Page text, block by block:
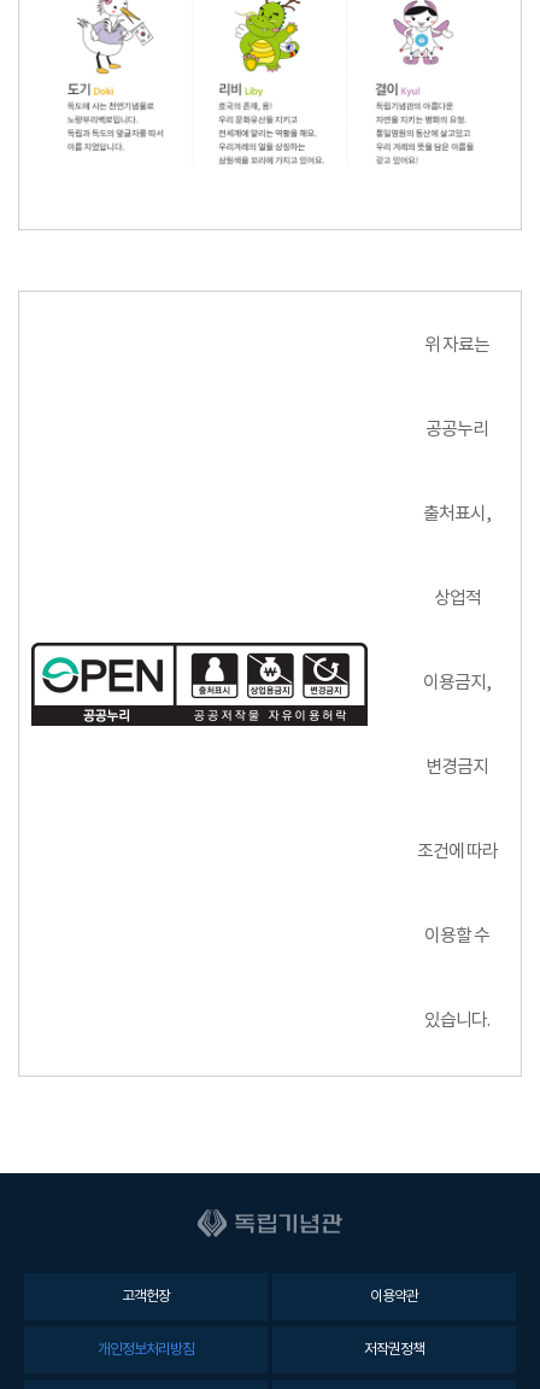
위 자료는
공공누리
출처표시,
상업적
이용금지,
변경금지
조건에 따라
이용할 수
있습니다.
고객헌장 이용약관
개인정보처리방침 저작권정책